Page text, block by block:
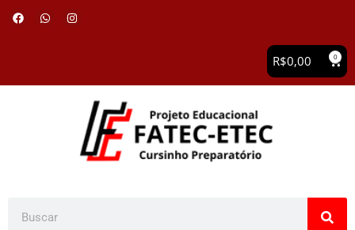
R$0,00 0